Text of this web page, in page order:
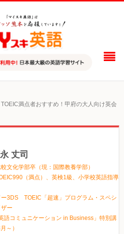
TOEIC満点者おすすめ！甲府の大人向け英会
丈司
文化学部卒（現：国際教養学部）
（満点）、英検1級、小学校英語指導
3DS TOEIC「超速」プログラム・スペシ
ー
語コミュニケーション in Business」特別講
～）